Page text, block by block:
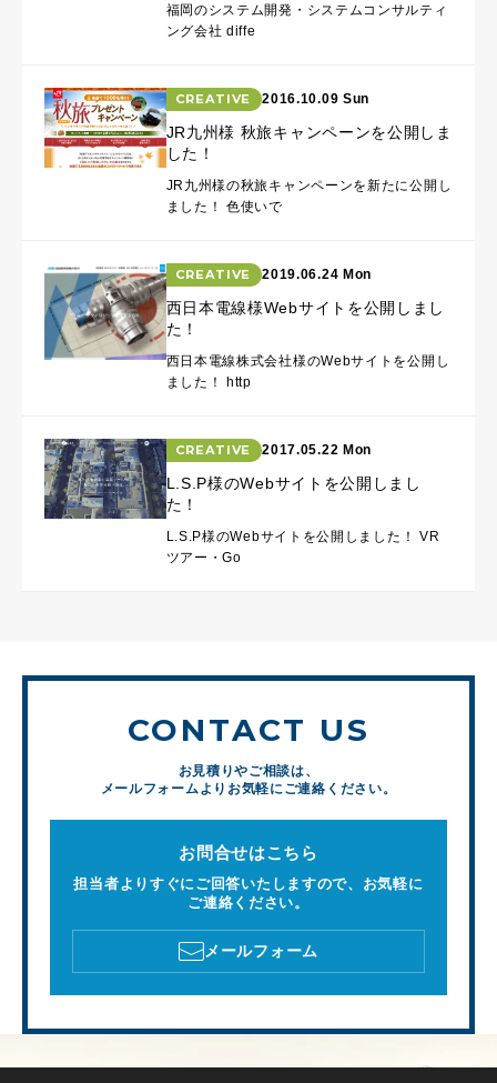
福岡のシステム開発・システムコンサルティ
ング会社 diffe
CREATIVE 2016.10.09 Sun
JR九州様 秋旅キャンペーンを公開しま
した！
JR九州様の秋旅キャンペーンを新たに公開し
ました！ 色使いで
CREATIVE 2019.06.24 Mon
西日本電線様Webサイトを公開しまし
た！
西日本電線株式会社様のWebサイトを公開し
ました！ http
CREATIVE 2017.05.22 Mon
L.S.P様のWebサイトを公開しまし
た！
L.S.P様のWebサイトを公開しました！ VR
ツアー・Go
CONTACT US
お見積りやご相談は、
メールフォームよりお気軽にご連絡ください。
お問合せはこちら
担当者よりすぐにご回答いたしますので、お気軽に
ご連絡ください。
メールフォーム